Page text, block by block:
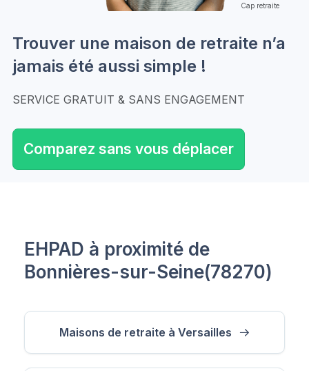
Cap retraite
Trouver une maison de retraite n’a
jamais été aussi simple !
SERVICE GRATUIT & SANS ENGAGEMENT
Comparez sans vous déplacer
EHPAD à proximité de
Bonnières-sur-Seine(78270)
Maisons de retraite à Versailles